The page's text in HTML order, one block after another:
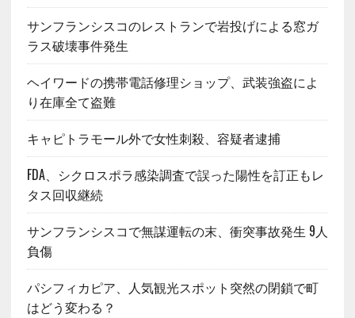
サンフランシスコのレストランで岩投げによる窓ガ
ラス破壊事件発生
ヘイワードの携帯電話修理ショップ、武装強盗によ
り在庫全て盗難
キャピトラモール外で女性刺殺、容疑者逮捕
FDA、シクロスポラ感染調査で誤った陽性を訂正もレ
タス回収継続
サンフランシスコで無謀運転の末、衝突事故発生 9人
負傷
パシフィカピア、人気観光スポット突然の閉鎖で町
はどう変わる？